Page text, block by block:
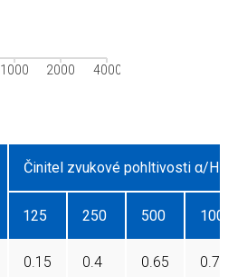
1000 2000 4000
Činitel zvukové pohltivosti α/Hz
125 250 500
0.15 0.4 0.65 0.7